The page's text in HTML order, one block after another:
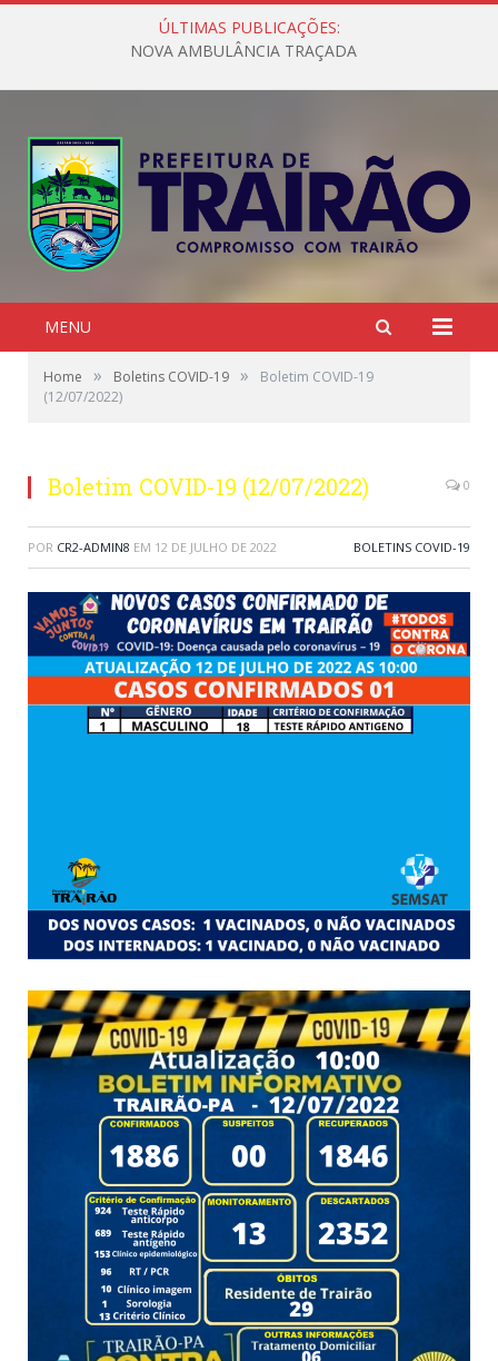
ÚLTIMAS PUBLICAÇÕES:
NOVA AMBULÂNCIA TRAÇADA
MENU
Home » Boletins COVID-19 »
Boletim COVID-19
(12/07/2022)
Boletim COVID-19 (12/07/2022) 0
POR CR2-ADMIN8 EM 12 DE JULHO DE 2022 BOLETINS COVID-19